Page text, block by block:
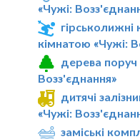
«Чужі:
кімнатою «Чужі:
дерева поруч
Возз'єднання»
дитячі
«Чужі:
заміські